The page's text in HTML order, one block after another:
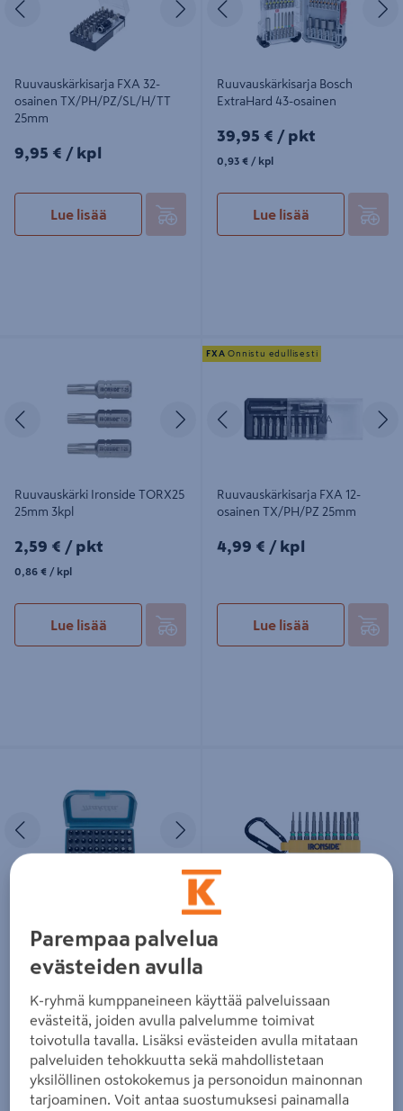
Ruuvauskärkisarja FXA 32-
osainen TX/PH/PZ/SL/H/TT
25mm
9,95€/kpl
9,95 € / kpl
Lue lisää
Ruuvauskärkisarja Bosch
ExtraHard 43-osainen
39,95€/pkt
39,95 € / pkt
0,93€/kpl
0,93 € / kpl
Lue lisää
Seuraava
Ruuvauskärki Ironside TORX25
25mm 3kpl
2,59€/pkt
2,59 € / pkt
0,86€/kpl
0,86 € / kpl
Lue lisää
Ruuvauskärkisarja FXA 12-osainen
TX/PH/PZ 25mm
Edellinen
Ruuvauskärkisarja FXA 12-
osainen TX/PH/PZ 25mm
4,99€/kpl
4,99 € / kpl
Lue lisää
FXA Onnistu edullisesti
Edellinen
16,25€/kpl
16,25 € / kpl
Lue lisää
osainen
Lue lisää
Parempaa palvelua
evästeiden avulla
K-ryhmä kumppaneineen käyttää palveluissaan
evästeitä, joiden avulla palvelumme toimivat
toivotulla tavalla. Lisäksi evästeiden avulla mitataan
palveluiden tehokkuutta sekä mahdollistetaan
yksilöllinen ostokokemus ja personoidun mainonnan
tarjoaminen. Voit antaa suostumuksesi painamalla